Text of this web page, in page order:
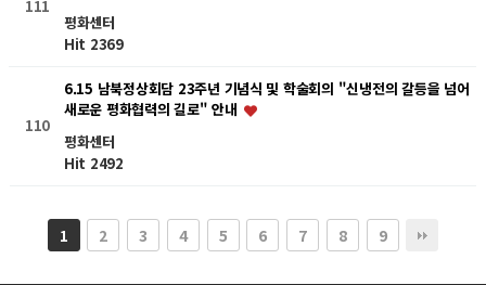
111
평화센터
Hit 2369
110
6.15 남북정상회담 23주년 기념식 및 학술회의 "신냉전의 갈등을 넘어
새로운 평화협력의 길로" 안내
평화센터
Hit 2492
1 2 3 4 5 6 7 8 9